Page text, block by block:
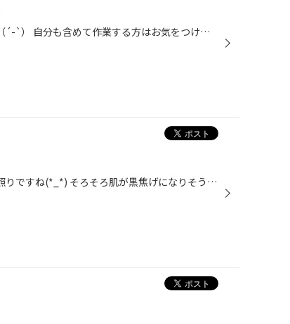
みなさんこんにちは！ 今日も暑いです（´-`） 自分も含めて作業する方はお気をつけください。 本日ご紹介するのはこちら。 エクストレイル リフトアップ！！ 取付するのはこちら。 ACC イージーアップ スペーサーで上げるタイプですね！ 純正はこんな感じです。 フロントアッパーのボルトを緩めよう...
みなさんこんにちは！ 今日もカンカン照りですね(*_*) そろそろ肌が黒焦げになりそうです(笑) 本日ご紹介するのはこちら。 トヨタ セリカ フロントスプリング交換 ザ！スポ車！という感じです(^^) 綺麗に乗られていますね！ 凄いエアロです(・Д・) 実はこのおクルマ。 フロントのスプリングが折れて...